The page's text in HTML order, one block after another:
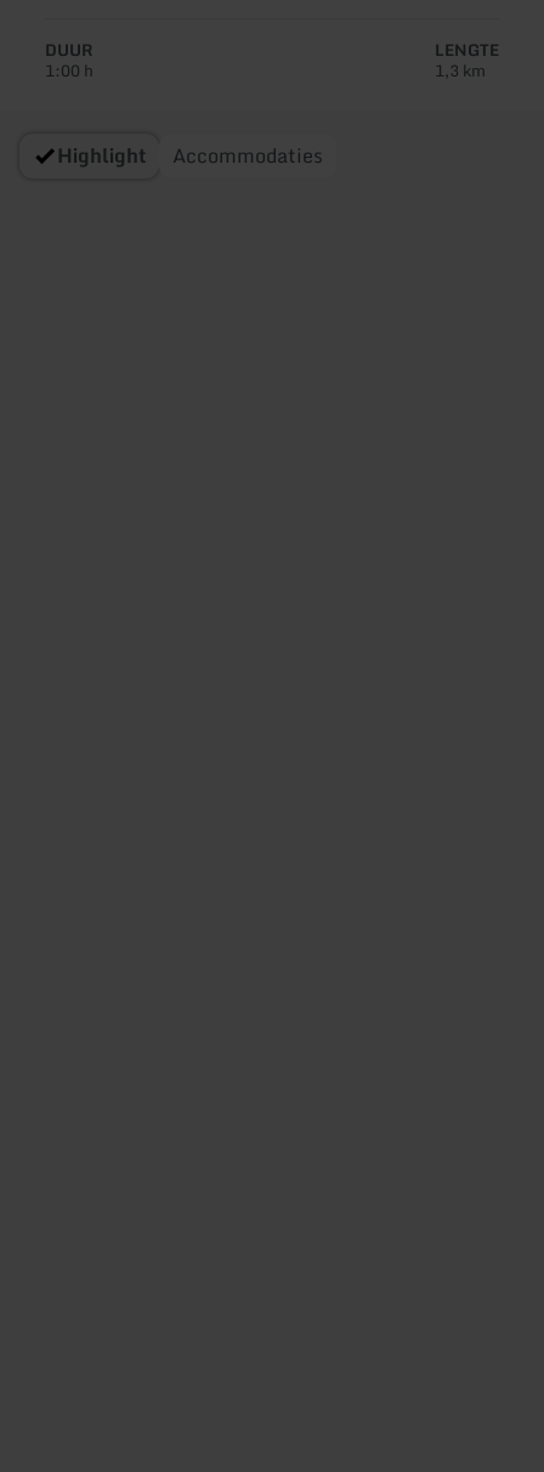
DUUR
1:00 h
LENGTE
1,3 km
Highlight Accommodaties